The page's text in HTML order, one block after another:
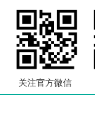
关注官方微信